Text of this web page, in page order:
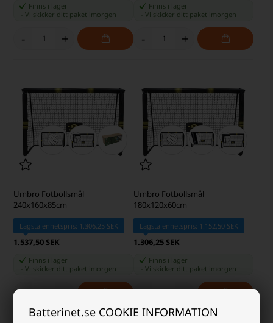
Batterinet.se COOKIE INFORMATION
Finns i lager
-Vi skicker ditt paket imorgen
- +
Finns i lager
Vi skicker ditt paket imorgen
- +
Umbro Fotbollsmål
240x160x85cm
Lägsta enhetspris: 1.306,25 SEK
1.537,50 SEK
Finns i lager
-Vi skicker ditt paket imorgen
- +
Umbro Fotbollsmål
180x120x60cm
Lägsta enhetspris: 1.152,50 SEK
1.306,25 SEK
Finns i lager
Vi skicker ditt paket imorgen
- +